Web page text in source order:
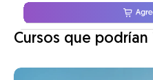
Cursos que